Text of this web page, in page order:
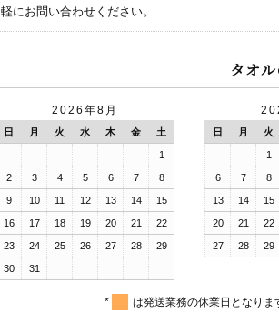
軽にお問い合わせください。
タオ
2026年8月
日 月 火 水 木 金 土
1
2 3 4 5 6 7 8
9 10 11 12 13 14 15
16 17 18 19 20 21 22
23 24 25 26 27 28 29
30 31
日 月 火
1
6 7 8
13 14 15
20 21 22
27 28 29
* は発送業務の休業日となりま